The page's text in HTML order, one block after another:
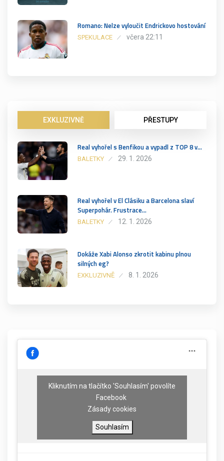
Romano: Nelze vyloučit Endrickovo hostování
SPEKULACE včera 22:11
EXKLUZIVNĚ PŘESTUPY
Real vyhořel s Benfikou a vypadl z TOP 8 v…
BALETKY 29. 1. 2026
Real vyhořel v El Clásiku a Barcelona slaví
Superpohár. Frustrace…
BALETKY 12. 1. 2026
Dokáže Xabi Alonso zkrotit kabinu plnou
silných eg?
EXKLUZIVNĚ 8. 1. 2026
Kliknutím na tlačítko 'Souhlasím' povolíte
Facebook
Zásady cookies
Souhlasím